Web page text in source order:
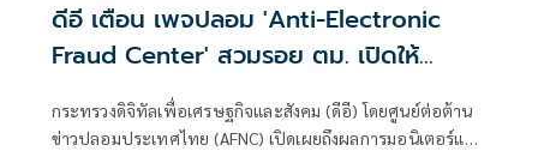
ดีอี เตือน เพจปลอม 'Anti-Electronic
Fraud Center' สวมรอย ตม. เปิดให้
ติดตามรับเงินคืนจาก 'สแกมเมอร์' ระวัง
สูญเงิน-ข้อมูลส่วนบุคคล
กระทรวงดิจิทัลเพื่อเศรษฐกิจและสังคม (ดีอี) โดยศูนย์ต่อต้าน
ข่าวปลอมประเทศไทย (AFNC) เปิดเผยถึงผลการมอนิเตอร์และ